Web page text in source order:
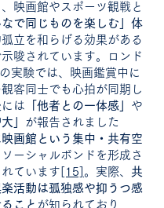
映画館やスポーツ観戦と
なで同じものを楽しむ」体
立を和らげる効果がある
唆されています。ロンド
実験では、映画鑑賞中に
客同士でも心拍が同期し
は 「他者との一体感」 や
」
が報告されました
映画館という集中・共有空
ーシャルボンドを形成さ
ています [15] 。実際、 共
楽活動は孤独感や抑うつ感
こと が知られており